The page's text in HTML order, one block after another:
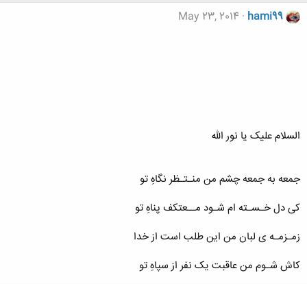
hami99
May 23, 2014
السلام علیک یا نور الله
جمعه به جمعه چشم من منـتـظر نگاهِ تو
کی دل خـسـته ام شـود مــعتکف پناهِ تو
زمـزمـه ی لبان من این طلب است از خدا
کاش شـوم من عاقبت یک نفر از سپاهِ تو